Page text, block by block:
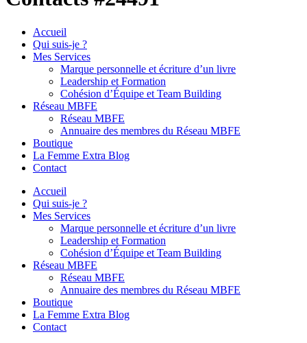
Accueil
Qui suis-je ?
Mes Services
Marque personnelle et écriture d’un livre
Leadership et Formation
Cohésion d’Équipe et Team Building
Réseau MBFE
Réseau MBFE
Annuaire des membres du Réseau MBFE
Boutique
La Femme Extra Blog
Contact
Accueil
Qui suis-je ?
Mes Services
Marque personnelle et écriture d’un livre
Leadership et Formation
Cohésion d’Équipe et Team Building
Réseau MBFE
Réseau MBFE
Annuaire des membres du Réseau MBFE
Boutique
La Femme Extra Blog
Contact